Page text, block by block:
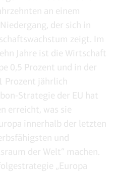
an einem
der sich in
zeigt. Im
Jahre ist die Wirtschaft
0,5 Prozent und in der
Prozent jährlich
Strategie der EU hat
erreicht, was sie
innerhalb der letzten
und
der Welt“ machen.
„Europa